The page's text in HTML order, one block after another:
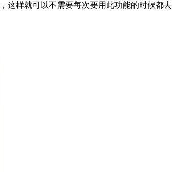
这样就可以不需要每次要用此功能的时候都